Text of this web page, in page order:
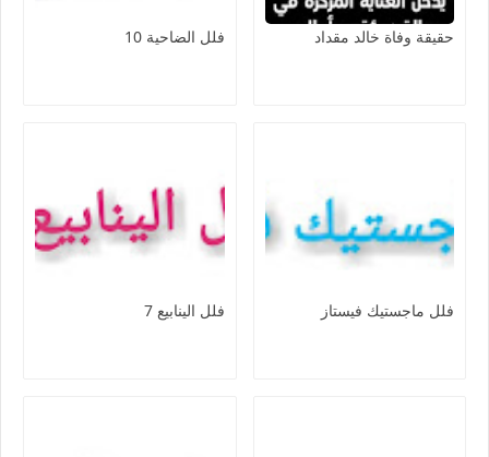
حقيقة وفاة خالد مقداد فلل الضاحية 10
فلل ماجستيك فيستاز فلل الينابيع 7